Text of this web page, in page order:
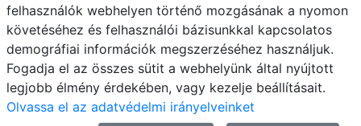
E-mail Telefonkönyv NEPTUN
E-learning
Adatvédelem
felhasználók webhelyen történő mozgásának a nyomon
követéséhez és felhasználói bázisunkkal kapcsolatos
demográfiai információk megszerzéséhez használjuk.
Fogadja el az összes sütit a webhelyünk által nyújtott
legjobb élmény érdekében, vagy kezelje beállításait.
Olvassa el az adatvédelmi irányelveinket